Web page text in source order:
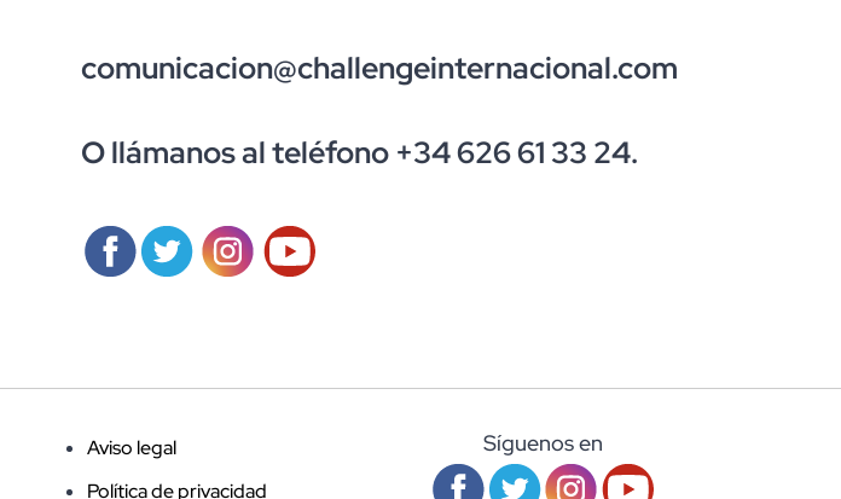
comunicacion@challengeinternacional.com
O llámanos al teléfono +34 626 61 33 24.
Aviso legal
Política de privacidad
Síguenos en